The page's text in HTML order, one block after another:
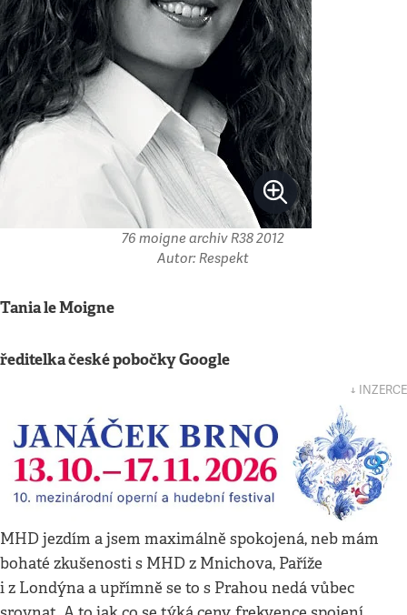
76 moigne archiv R38 2012
Autor: Respekt
Tania le Moigne
ředitelka české pobočky Google
↓ INZERCE
MHD jezdím a jsem maximálně spokojená, neb mám
bohaté zkušenosti s MHD z Mnichova, Paříže
i z Londýna a upřímně se to s Prahou nedá vůbec